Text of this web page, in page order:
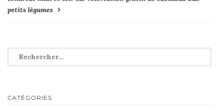
l’article
petits légumes
Rechercher :
CATÉGORIES